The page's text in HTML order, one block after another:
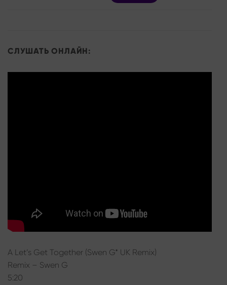
СЛУШАТЬ ОНЛАЙН:
A Let’s Get Together (Swen G* UK Remix)
Remix – Swen G
5:20